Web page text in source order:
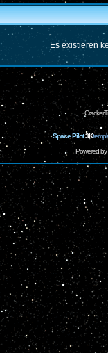
Es existieren
Space Pilot3K
Powered by